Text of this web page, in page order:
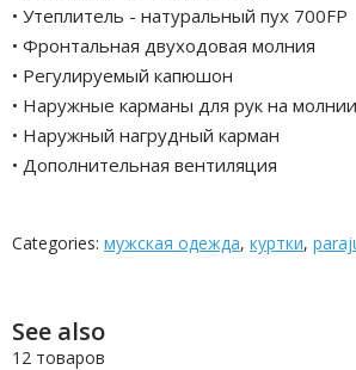
• Утеплитель - натуральный пух 700FP
• Фронтальная двуходовая молния
• Регулируемый капюшон
• Наружные карманы для рук на молнии
• Наружный нагрудный карман
• Дополнительная вентиляция
Categories: мужская одежда, куртки,
See also
12 товаров